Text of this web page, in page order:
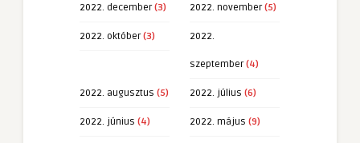
2022. december(3) 2022. november(5)
2022. október(3) 2022.
szeptember(4)
2022. augusztus (5) 2022. július (6)
2022. június (4) 2022. május (9)